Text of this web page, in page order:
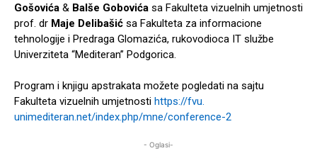
Gošovića & Balše Gobovića sa Fakulteta vizuelnih umjetnosti
prof. dr Maje Delibašić sa Fakulteta za informacione
tehnologije i Predraga Glomazića, rukovodioca IT službe
Univerziteta “Mediteran” Podgorica.
Program i knjigu apstrakata možete pogledati na sajtu
Fakulteta vizuelnih umjetnosti https://fvu.
unimediteran.net/index.php/mne/conference-2
- Oglasi-